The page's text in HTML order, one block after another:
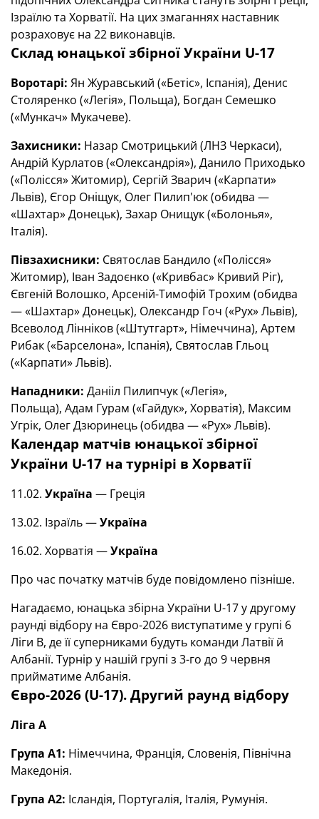
Ізраїлю та Хорватії. На цих змаганнях наставник
розраховує на 22 виконавців.
Склад юнацької збірної України U-17
Воротарі: Ян Журавський («Бетіс», Іспанія), Денис
Столяренко («Легія», Польща), Богдан Семешко
(«Мункач» Мукачеве).
Захисники: Назар Смотрицький (ЛНЗ Черкаси),
Андрій Курлатов («Олександрія»), Данило Приходько
(«Полісся» Житомир), Сергій Зварич («Карпати»
Львів), Єгор Оніщук, Олег Пилип'юк (обидва —
«Шахтар» Донецьк), Захар Онищук («Болонья»,
Італія).
Півзахисники: Святослав Бандило («Полісся»
Житомир), Іван Задоєнко («Кривбас» Кривий Ріг),
Євгеній Волошко, Арсеній-Тимофій Трохим (обидва
— «Шахтар» Донецьк), Олександр Гоч («Рух» Львів),
Всеволод Лінніков («Штутгарт», Німеччина), Артем
Рибак («Барселона», Іспанія), Святослав Гльоц
(«Карпати» Львів).
Нападники: Данііл Пилипчук («Легія»,
Польща), Адам Гурам («Гайдук», Хорватія), Максим
Угрік, Олег Дзюринець (обидва — «Рух» Львів).
Календар матчів юнацької збірної
України U-17 на турнірі в Хорватії
11.02. Україна — Греція
13.02. Ізраїль —Україна
16.02. Хорватія —Україна
Про час початку матчів буде повідомлено пізніше.
Нагадаємо, юнацька збірна України U-17 у другому
раунді відбору на Євро-2026 виступатиме у групі 6
Ліги В, де її суперниками будуть команди Латвії й
Албанії. Турнір у нашій групі з 3-го до 9 червня
прийматиме Албанія.
Євро-2026 (U-17). Другий раунд відбору
Ліга А
Група А1: Німеччина, Франція, Словенія, Північна
Македонія.
Група А2: Ісландія, Португалія, Італія, Румунія.